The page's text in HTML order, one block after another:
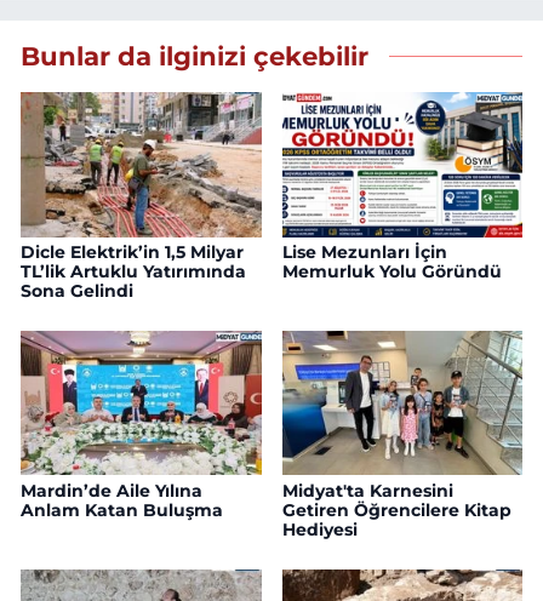
Bunlar da ilginizi çekebilir
Dicle Elektrik’in 1,5 Milyar
TL’lik Artuklu Yatırımında
Sona Gelindi
Lise Mezunları İçin
Memurluk Yolu Göründü
Mardin’de Aile Yılına
Anlam Katan Buluşma
Midyat'ta Karnesini
Getiren Öğrencilere Kitap
Hediyesi